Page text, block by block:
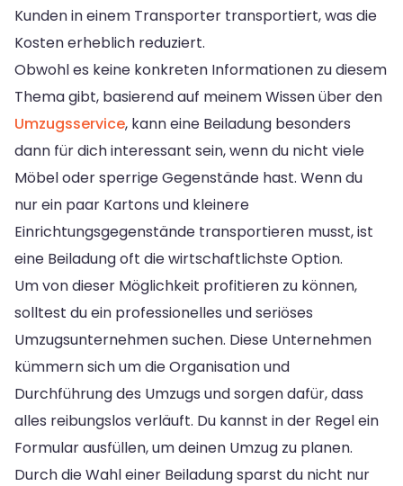
Kunden in einem Transporter transportiert, was die
Kosten erheblich reduziert.
Obwohl es keine konkreten Informationen zu diesem
Thema gibt, basierend auf meinem Wissen über den
Umzugsservice, kann eine Beiladung besonders
dann für dich interessant sein, wenn du nicht viele
Möbel oder sperrige Gegenstände hast. Wenn du
nur ein paar Kartons und kleinere
Einrichtungsgegenstände transportieren musst, ist
eine Beiladung oft die wirtschaftlichste Option.
Um von dieser Möglichkeit profitieren zu können,
solltest du ein professionelles und seriöses
Umzugsunternehmen suchen. Diese Unternehmen
kümmern sich um die Organisation und
Durchführung des Umzugs und sorgen dafür, dass
alles reibungslos verläuft. Du kannst in der Regel ein
Formular ausfüllen, um deinen Umzug zu planen.
Durch die Wahl einer Beiladung sparst du nicht nur